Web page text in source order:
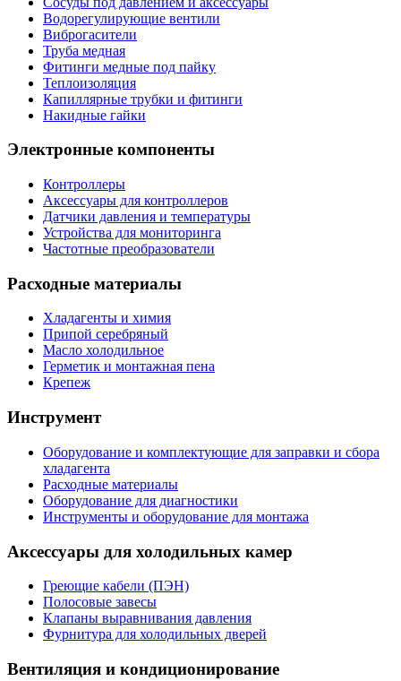
Водорегулирующие вентили
Виброгасители
Труба медная
Фитинги медные под пайку
Теплоизоляция
Капиллярные трубки и фитинги
Накидные гайки
Электронные компоненты
Контроллеры
Аксессуары для контроллеров
Датчики давления и температуры
Устройства для мониторинга
Частотные преобразователи
Расходные материалы
Хладагенты и химия
Припой серебряный
Масло холодильное
Герметик и монтажная пена
Крепеж
Инструмент
Оборудование и комплектующие для заправки и сбора
хладагента
Расходные материалы
Оборудование для диагностики
Инструменты и оборудование для монтажа
Аксессуары для холодильных камер
Греющие кабели (ПЭН)
Полосовые завесы
Клапаны выравнивания давления
Фурнитура для холодильных дверей
Вентиляция и кондиционирование